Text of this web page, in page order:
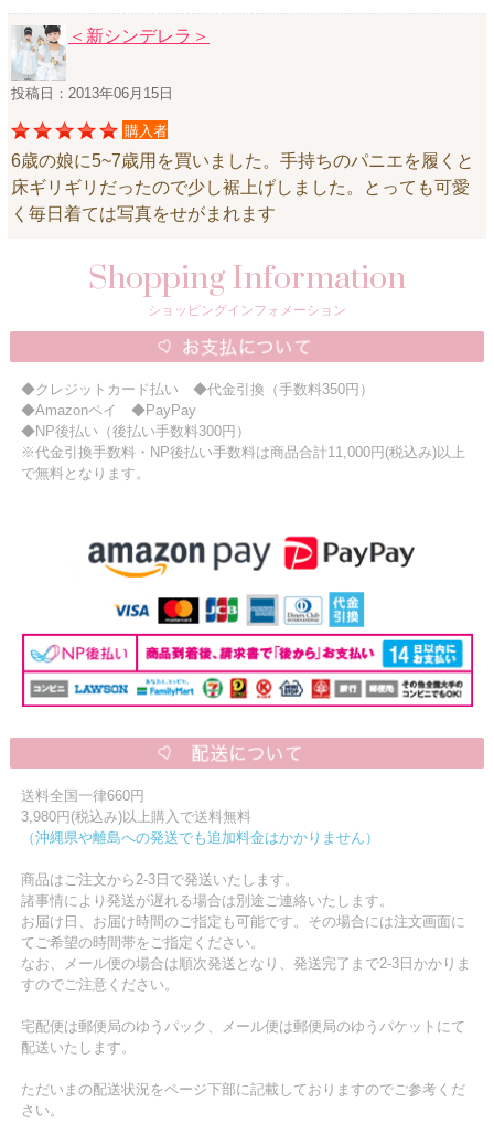
＜新シンデレラ＞
投稿日：2013年06月15日
購入者
6歳の娘に5~7歳用を買いました。手持ちのパニエを履くと
床ギリギリだったので少し裾上げしました。とっても可愛
く毎日着ては写真をせがまれます
Shopping Information
ショッピングインフォメーション
◆クレジットカード払い ◆代金引換（手数料350円）
◆Amazonペイ ◆PayPay
◆NP後払い（後払い手数料300円）
※代金引換手数料・NP後払い手数料は商品合計11,000円(税込み)以上
で無料となります。
送料全国一律660円
3,980円(税込み)以上購入で送料無料
（沖縄県や離島への発送でも追加料金はかかりません）
商品はご注文から2-3日で発送いたします。
諸事情により発送が遅れる場合は別途ご連絡いたします。
お届け日、お届け時間のご指定も可能です。その場合には注文画面に
てご希望の時間帯をご指定ください。
なお、メール便の場合は順次発送となり、発送完了まで2-3日かかりま
すのでご注意ください。
宅配便は郵便局のゆうパック、メール便は郵便局のゆうパケットにて
配送いたします。
ただいまの配送状況をページ下部に記載しておりますのでご参考くだ
さい。